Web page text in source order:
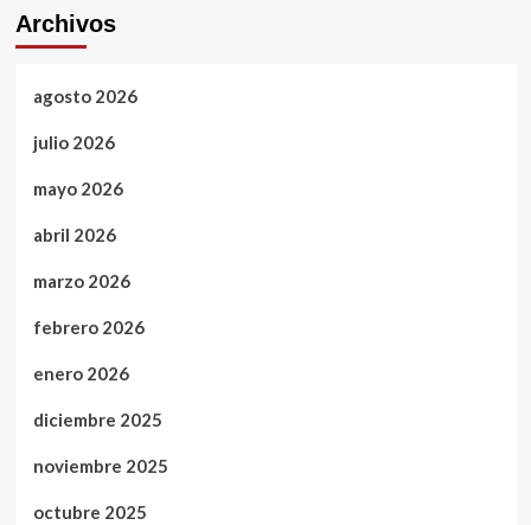
Archivos
agosto 2026
julio 2026
mayo 2026
abril 2026
marzo 2026
febrero 2026
enero 2026
diciembre 2025
noviembre 2025
octubre 2025